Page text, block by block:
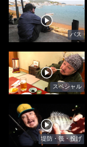
バス
スペシャル
堤防・筏・投げ